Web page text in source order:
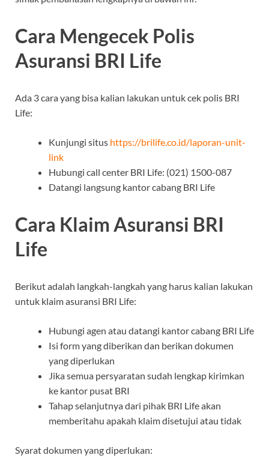
Cara Mengecek Polis
Asuransi BRI Life
Ada 3 cara yang bisa kalian lakukan untuk cek polis BRI
Life:
Kunjungi situs https://brilife.co.id/laporan-unit-
link
Hubungi call center BRI Life: (021) 1500-087
Datangi langsung kantor cabang BRI Life
Cara Klaim Asuransi BRI
Life
Berikut adalah langkah-langkah yang harus kalian lakukan
untuk klaim asuransi BRI Life:
Hubungi agen atau datangi kantor cabang BRI Life
Isi form yang diberikan dan berikan dokumen
yang diperlukan
Jika semua persyaratan sudah lengkap kirimkan
ke kantor pusat BRI
Tahap selanjutnya dari pihak BRI Life akan
memberitahu apakah klaim disetujui atau tidak
Syarat dokumen yang diperlukan: